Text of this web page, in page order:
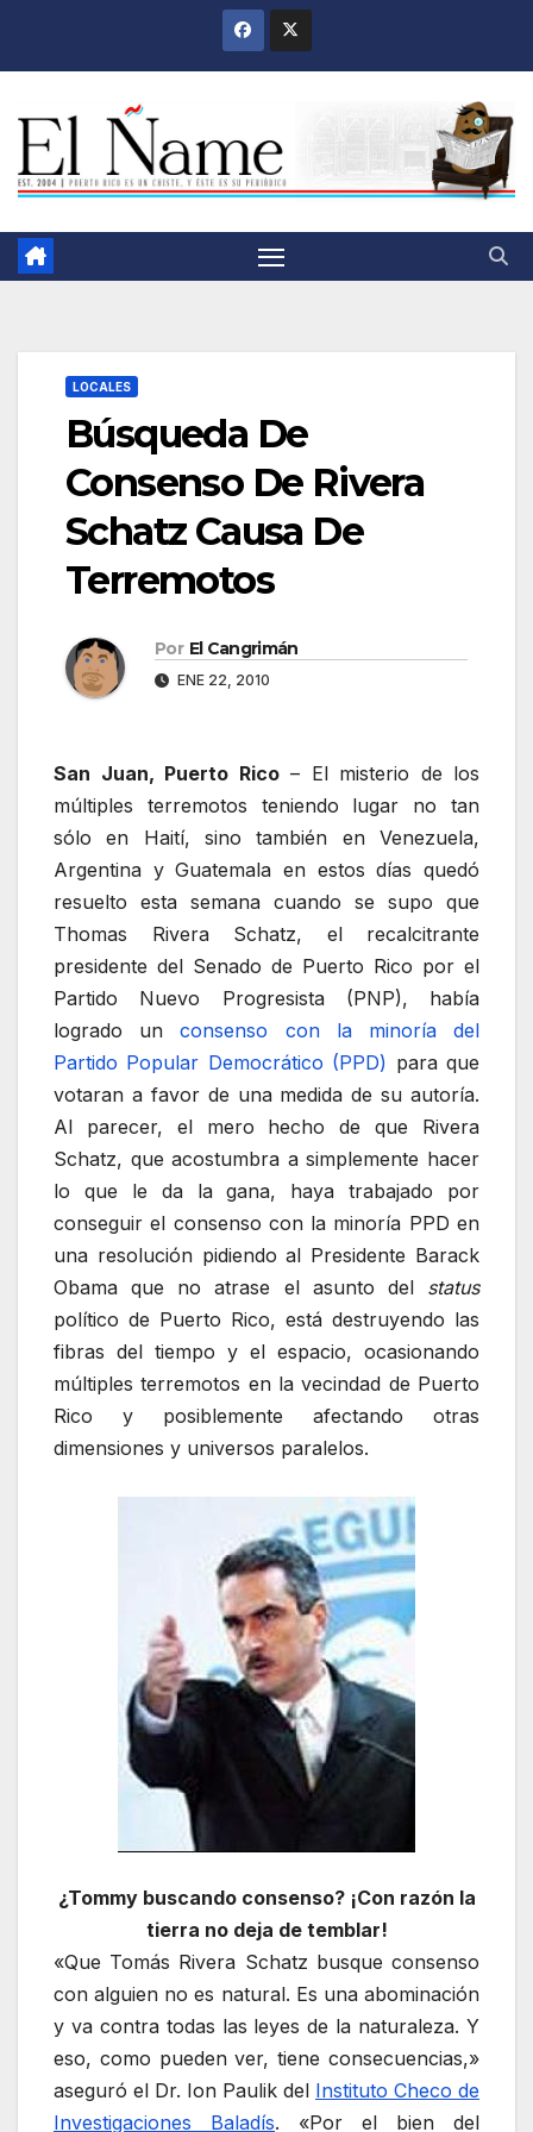
LOCALES
Búsqueda De
Consenso De Rivera
Schatz Causa De
Terremotos
Por El Cangrimán
ENE 22, 2010
San Juan, Puerto Rico– El misterio de los
múltiples terremotos teniendo lugar no tan
sólo en Haití, sino también en Venezuela,
Argentina y Guatemala en estos días quedó
resuelto esta semana cuando se supo que
Thomas Rivera Schatz, el recalcitrante
presidente del Senado de Puerto Rico por el
Partido Nuevo Progresista (PNP), había
logrado unconsenso con la minoría del
Partido Popular Democrático (PPD) para que
votaran a favor de una medida de su autoría.
Al parecer, el mero hecho de que Rivera
Schatz, que acostumbra a simplemente hacer
lo que le da la gana, haya trabajado por
conseguir el consenso con la minoría PPD en
una resolución pidiendo al Presidente Barack
Obama que no atrase el asunto del status
político de Puerto Rico, está destruyendo las
fibras del tiempo y el espacio, ocasionando
múltiples terremotos en la vecindad de Puerto
Rico y posiblemente afectando otras
dimensiones y universos paralelos.
¿Tommy buscando consenso? ¡Con razón la
tierra no deja de temblar!
«Que Tomás Rivera Schatz busque consenso
con alguien no es natural. Es una abominación
y va contra todas las leyes de la naturaleza. Y
eso, como pueden ver, tiene consecuencias,»
aseguró el Dr. Ion Paulik del Instituto Checo de
Investigaciones Baladís. «Por el bien del